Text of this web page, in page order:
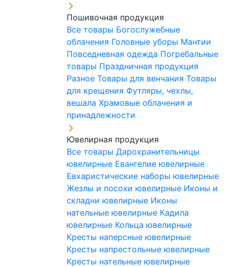
Пошивочная продукция
Все товары Богослужебные
облачения Головные уборы Мантии
Повседневная одежда Погребальные
товары Праздничная продукция
Разное Товары для венчания Товары
для крещения Футляры, чехлы,
вешала Храмовые облачения и
принадлежности
Ювелирная продукция
Все товары Дарохранительницы
ювелирные Евангелие ювелирные
Евхаристические наборы ювелирные
Жезлы и посохи ювелирные Иконы и
складни ювелирные Иконы
нательные ювелирные Кадила
ювелирные Кольца ювелирные
Кресты наперсные ювелирные
Кресты напрестольные ювелирные
Кресты нательные ювелирные